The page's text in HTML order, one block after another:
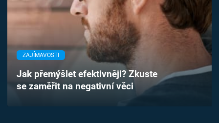
TV Program
Časopis
Sledujte prima+
ZAJÍMAVOSTI
Jak přemýšlet efektivněji? Zkuste
se zaměřit na negativní věci